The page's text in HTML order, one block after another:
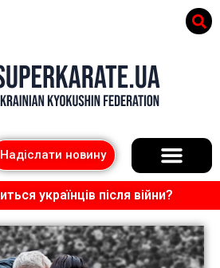
Надіслати новину
українців після війни?